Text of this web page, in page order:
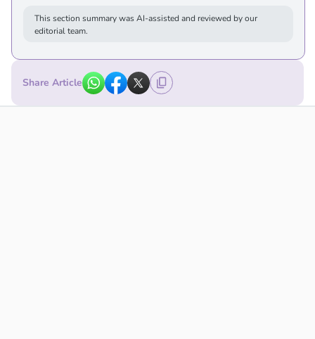
This section summary was AI-assisted and reviewed by our
editorial team.
Share Article